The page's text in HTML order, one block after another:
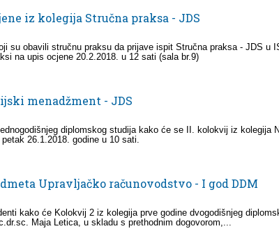
iz kolegija Stručna praksa - JDS
su obavili stručnu praksu da prijave ispit Stručna praksa - JDS u
na upis ocjene 20.2.2018. u 12 sati (sala br.9)
menadžment - JDS
diplomskog studija kako će se II. kolokvij iz kolegija
26.1.2018. godine u 10 sati.
Upravljačko računovodstvo - I god DDM
kako će Kolokvij 2 iz kolegija prve godine dvogodišnjeg
Maja Letica, u skladu s prethodnim dogovorom,...